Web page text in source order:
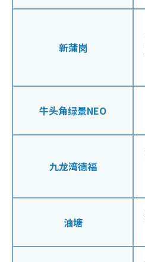
新蒲岗
牛头角绿景NEO
九龙湾德福
油塘